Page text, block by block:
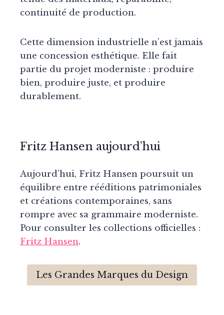
continuité de production.
Cette dimension industrielle n’est jamais
une concession esthétique. Elle fait
partie du projet moderniste : produire
bien, produire juste, et produire
durablement.
Fritz Hansen aujourd’hui
Aujourd’hui, Fritz Hansen poursuit un
équilibre entre rééditions patrimoniales
et créations contemporaines, sans
rompre avec sa grammaire moderniste.
Pour consulter les collections officielles :
Fritz Hansen.
Les Grandes Marques du Design